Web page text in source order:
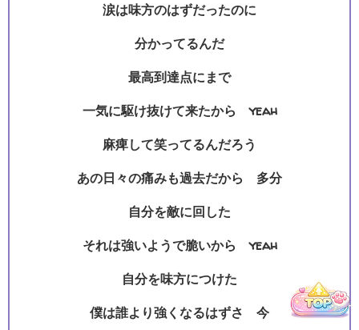
Hello Music
涙は味方のはずだったのに
分かってるんだ
最高到達点にまで
一気に駆け抜けて来たから yeah
麻痺して笑ってるんだろう
あの日々の痛みも過去だから 多分
自分を敵に回した
それは強いようで脆いから yeah
自分を味方につけた
僕は誰より強くなるはずさ 今